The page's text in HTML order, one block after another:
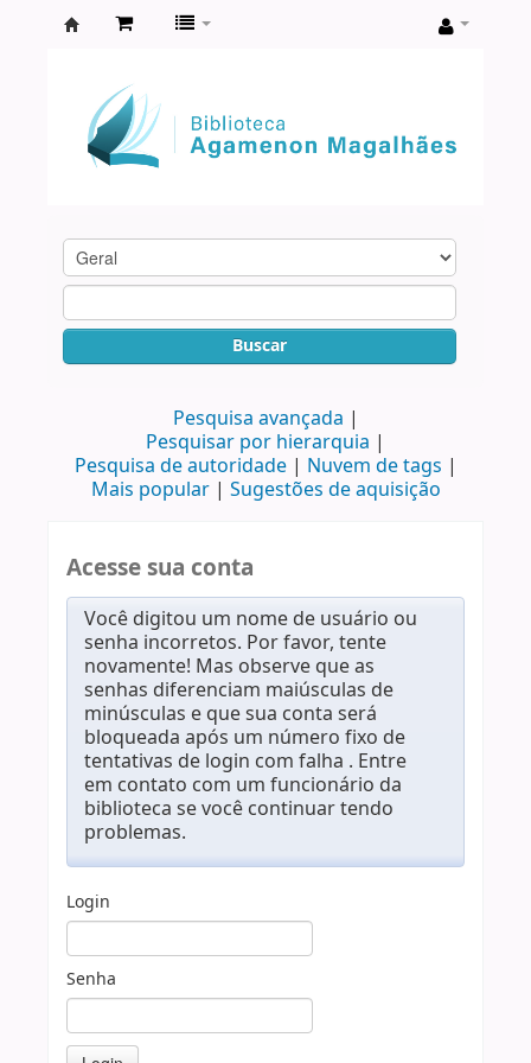
Agamenon
Magalhães
Buscar
Pesquisa avançada
Pesquisar por hierarquia
Pesquisa de autoridade
Nuvem de tags
Mais popular
Sugestões de aquisição
Acesse sua conta
Você digitou um nome de usuário ou
senha incorretos. Por favor, tente
novamente! Mas observe que as
senhas diferenciam maiúsculas de
minúsculas e que sua conta será
bloqueada após um número fixo de
tentativas de login com falha . Entre
em contato com um funcionário da
biblioteca se você continuar tendo
problemas.
Login
Senha